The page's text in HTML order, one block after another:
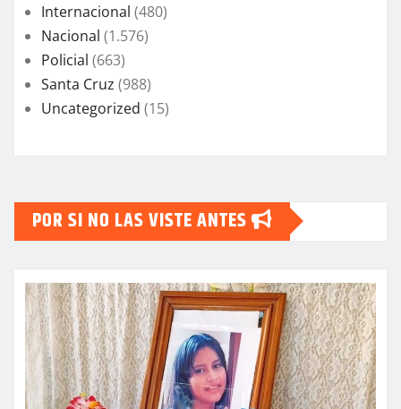
Internacional (480)
Nacional (1.576)
Policial (663)
Santa Cruz (988)
Uncategorized (15)
POR SI NO LAS VISTE ANTES